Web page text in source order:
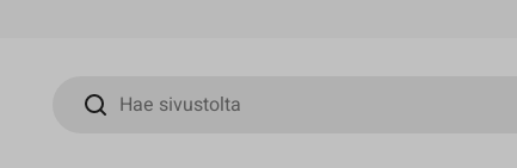
Hae sivustolta